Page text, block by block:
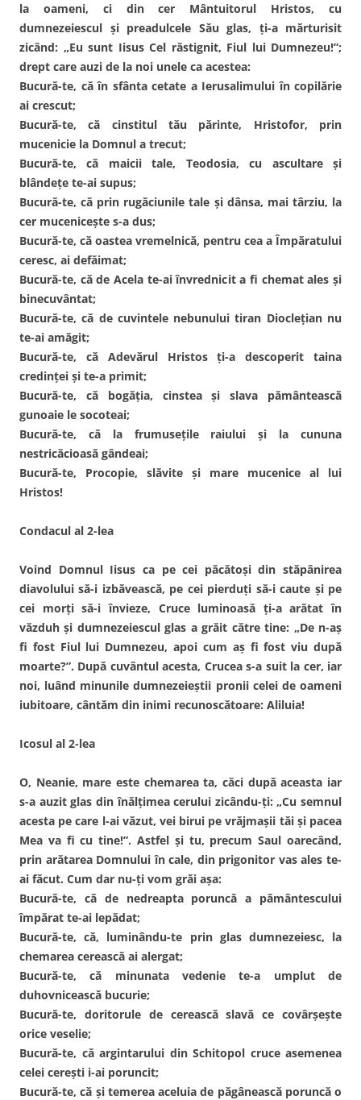
la oameni, ci din cer Mântuitorul Hristos, cu
dumnezeiescul şi preadulcele Său glas, ţi-a mărturisit
zicând: „Eu sunt Iisus Cel răstignit, Fiul lui Dumnezeu!”;
drept care auzi de la noi unele ca acestea:
Bucură-te, că în sfânta cetate a Ierusalimului în copilărie
ai crescut;
Bucură-te, că cinstitul tău părinte, Hristofor, prin
mucenicie la Domnul a trecut;
Bucură-te, că maicii tale, Teodosia, cu ascultare şi
blândeţe te-ai supus;
Bucură-te, că prin rugăciunile tale şi dânsa, mai târziu, la
cer muceniceşte s-a dus;
Bucură-te, că oastea vremelnică, pentru cea a Împăratului
ceresc, ai defăimat;
Bucură-te, că de Acela te-ai învrednicit a fi chemat ales şi
binecuvântat;
Bucură-te, că de cuvintele nebunului tiran Diocleţian nu
te-ai amăgit;
Bucură-te, că Adevărul Hristos ţi-a descoperit taina
credinţei şi te-a primit;
Bucură-te, că bogăţia, cinstea şi slava pământească
gunoaie le socoteai;
Bucură-te, că la frumuseţile raiului şi la cununa
nestricăcioasă gândeai;
Bucură-te, Procopie, slăvite şi mare mucenice al lui
Hristos!
Condacul al 2-lea
Voind Domnul Iisus ca pe cei păcătoşi din stăpânirea
diavolului să-i izbăvească, pe cei pierduţi să-i caute şi pe
cei morţi să-i învieze, Cruce luminoasă ţi-a arătat în
văzduh şi dumnezeiescul glas a grăit către tine: „De n-aş
fi fost Fiul lui Dumnezeu, apoi cum aş fi fost viu după
moarte?”. După cuvântul acesta, Crucea s-a suit la cer, iar
noi, luând minunile dumnezeieştii pronii celei de oameni
iubitoare, cântăm din inimi recunoscătoare: Aliluia!
Icosul al 2-lea
O, Neanie, mare este chemarea ta, căci după aceasta iar
s-a auzit glas din înălţimea cerului zicându-ţi: „Cu semnul
acesta pe care l-ai văzut, vei birui pe vrăjmaşii tăi şi pacea
Mea va fi cu tine!”. Astfel şi tu, precum Saul oarecând,
prin arătarea Domnului în cale, din prigonitor vas ales te-
ai făcut. Cum dar nu-ţi vom grăi aşa:
Bucură-te, că de nedreapta poruncă a pământescului
împărat te-ai lepădat;
Bucură-te, că, luminându-te prin glas dumnezeiesc, la
chemarea cerească ai alergat;
Bucură-te, că minunata vedenie te-a umplut de
duhovnicească bucurie;
Bucură-te, doritorule de cerească slavă ce covârşeşte
orice veselie;
Bucură-te, că argintarului din Schitopol cruce asemenea
celei cereşti i-ai poruncit;
Bucură-te, că şi temerea aceluia de păgânească poruncă o